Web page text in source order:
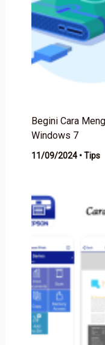
Begini Cara
Windows 7
11/09/2024 •Tips